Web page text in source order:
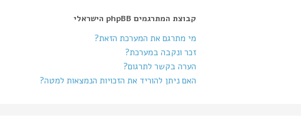
קבוצת המתרגמים phpBB הישראלי
מי מתרגם את המערכת הזאת?
זכר ונקבה במערכת?
הערה בקשר לתרגום?
האם ניתן להוריד את הזכויות הנמצאות למטה?